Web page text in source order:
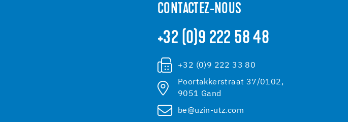
CONTACTEZ-NOUS
+32 (0)9 222 58 48
+32 (0)9 222 33 80
Poortakkerstraat 37/0102,
9051 Gand
be@uzin-utz.com